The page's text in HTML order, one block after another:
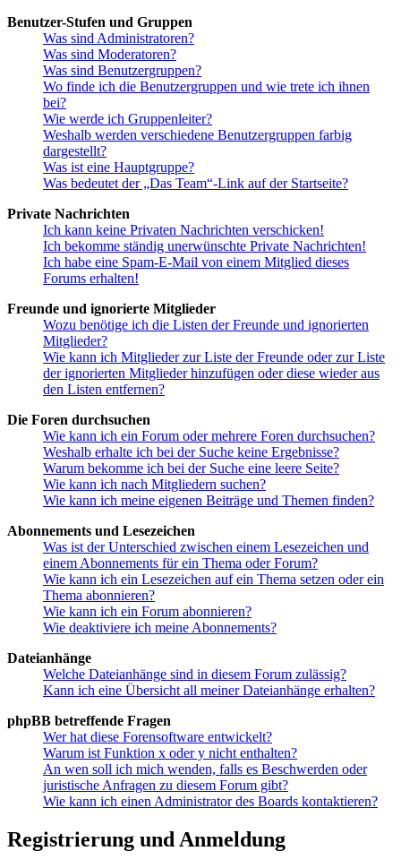
Benutzer-Stufen und Gruppen
Was sind Administratoren?
Was sind Moderatoren?
Was sind Benutzergruppen?
Wo finde ich die Benutzergruppen und wie trete ich ihnen
bei?
Wie werde ich Gruppenleiter?
Weshalb werden verschiedene Benutzergruppen farbig
dargestellt?
Was ist eine Hauptgruppe?
Was bedeutet der „Das Team“-Link auf der Startseite?
Private Nachrichten
Ich kann keine Privaten Nachrichten verschicken!
Ich bekomme ständig unerwünschte Private Nachrichten!
Ich habe eine Spam-E-Mail von einem Mitglied dieses
Forums erhalten!
Freunde und ignorierte Mitglieder
Wozu benötige ich die Listen der Freunde und ignorierten
Mitglieder?
Wie kann ich Mitglieder zur Liste der Freunde oder zur Liste
der ignorierten Mitglieder hinzufügen oder diese wieder aus
den Listen entfernen?
Die Foren durchsuchen
Wie kann ich ein Forum oder mehrere Foren durchsuchen?
Weshalb erhalte ich bei der Suche keine Ergebnisse?
Warum bekomme ich bei der Suche eine leere Seite?
Wie kann ich nach Mitgliedern suchen?
Wie kann ich meine eigenen Beiträge und Themen finden?
Abonnements und Lesezeichen
Was ist der Unterschied zwischen einem Lesezeichen und
einem Abonnements für ein Thema oder Forum?
Wie kann ich ein Lesezeichen auf ein Thema setzen oder ein
Thema abonnieren?
Wie kann ich ein Forum abonnieren?
Wie deaktiviere ich meine Abonnements?
Dateianhänge
Welche Dateianhänge sind in diesem Forum zulässig?
Kann ich eine Übersicht all meiner Dateianhänge erhalten?
phpBB betreffende Fragen
Wer hat diese Forensoftware entwickelt?
Warum ist Funktion x oder y nicht enthalten?
An wen soll ich mich wenden, falls es Beschwerden oder
juristische Anfragen zu diesem Forum gibt?
Wie kann ich einen Administrator des Boards kontaktieren?
Registrierung und Anmeldung